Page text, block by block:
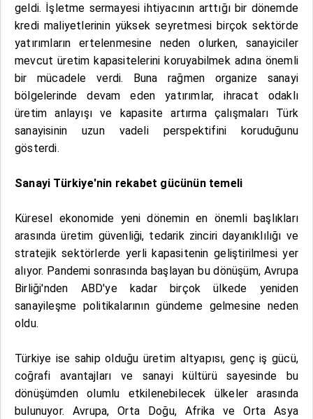
geldi. İşletme sermayesi ihtiyacının arttığı bir dönemde
kredi maliyetlerinin yüksek seyretmesi birçok sektörde
yatırımların ertelenmesine neden olurken, sanayiciler
mevcut üretim kapasitelerini koruyabilmek adına önemli
bir mücadele verdi. Buna rağmen organize sanayi
bölgelerinde devam eden yatırımlar, ihracat odaklı
üretim anlayışı ve kapasite artırma çalışmaları Türk
sanayisinin uzun vadeli perspektifini koruduğunu
gösterdi.
Sanayi Türkiye'nin rekabet gücünün temeli
Küresel ekonomide yeni dönemin en önemli başlıkları
arasında üretim güvenliği, tedarik zinciri dayanıklılığı ve
stratejik sektörlerde yerli kapasitenin geliştirilmesi yer
alıyor. Pandemi sonrasında başlayan bu dönüşüm, Avrupa
Birliği'nden ABD'ye kadar birçok ülkede yeniden
sanayileşme politikalarının gündeme gelmesine neden
oldu.
Türkiye ise sahip olduğu üretim altyapısı, genç iş gücü,
coğrafi avantajları ve sanayi kültürü sayesinde bu
dönüşümden olumlu etkilenebilecek ülkeler arasında
bulunuyor. Avrupa, Orta Doğu, Afrika ve Orta Asya